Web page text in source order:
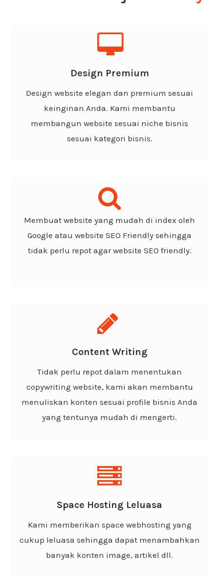
Design Premium
Design website elegan dan premium sesuai
keinginan Anda. Kami membantu
membangun website sesuai niche bisnis
sesuai kategori bisnis.
Design Elegan
sediakan atau dapat memberikan referensi
desing website yang Anda inginkan yang
tentunya akan terlihat elegan dan premium.
Membuat website yang mudah di index oleh
Google atau website SEO Friendly sehingga
tidak perlu repot agar website SEO friendly.
Support SEO
Kami mendesain website elegan dan premium
yang tentunya sangat user friendly oleh mesin
pencari Google sehingga website cepat terindex
Content Writing
Tidak perlu repot dalam menentukan
copywriting website, kami akan membantu
menuliskan konten sesuai profile bisnis Anda
yang tentunya mudah di mengerti.
Support Content Writing
copywriting atau penulisan konten yang sesuai
dengan tujuan atau visi misi bisnis dan
mudah di baca.
Space Hosting Leluasa
Kami memberikan space webhosting yang
cukup leluasa sehingga dapat menambahkan
banyak konten image, artikel dll.
Cloud Hosting Leluasa
support oleh cloud hosting dengan space yang
cukup besar.